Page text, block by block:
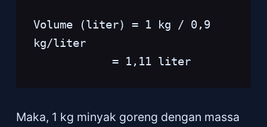
Volume (liter) = 1 kg / 0,9
kg/liter
Maka, 1 kg minyak goreng dengan massa